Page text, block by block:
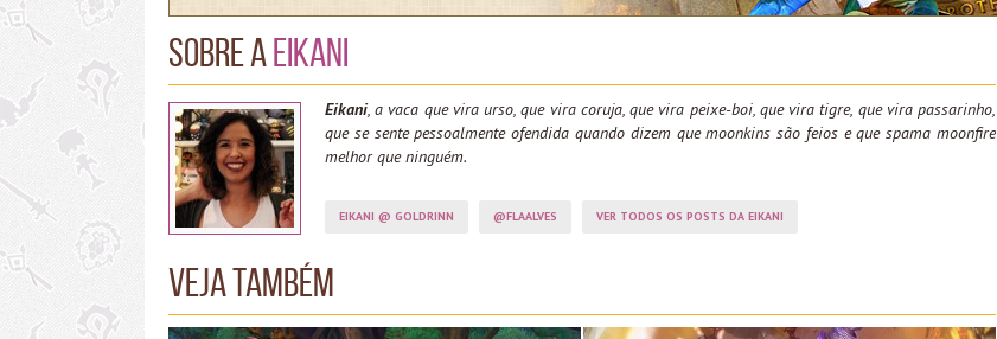
Sobre aEikani
Eikani, a vaca que vira urso, que vira coruja, que vira peixe-boi, que vira tigre, que vira passarinho,
que se sente pessoalmente ofendida quando dizem que moonkins são feios e que spama moonfire
melhor que ninguém.
EIKANI @ GOLDRINN @FLAALVES VER TODOS OS POSTS DA EIKANI
Veja também